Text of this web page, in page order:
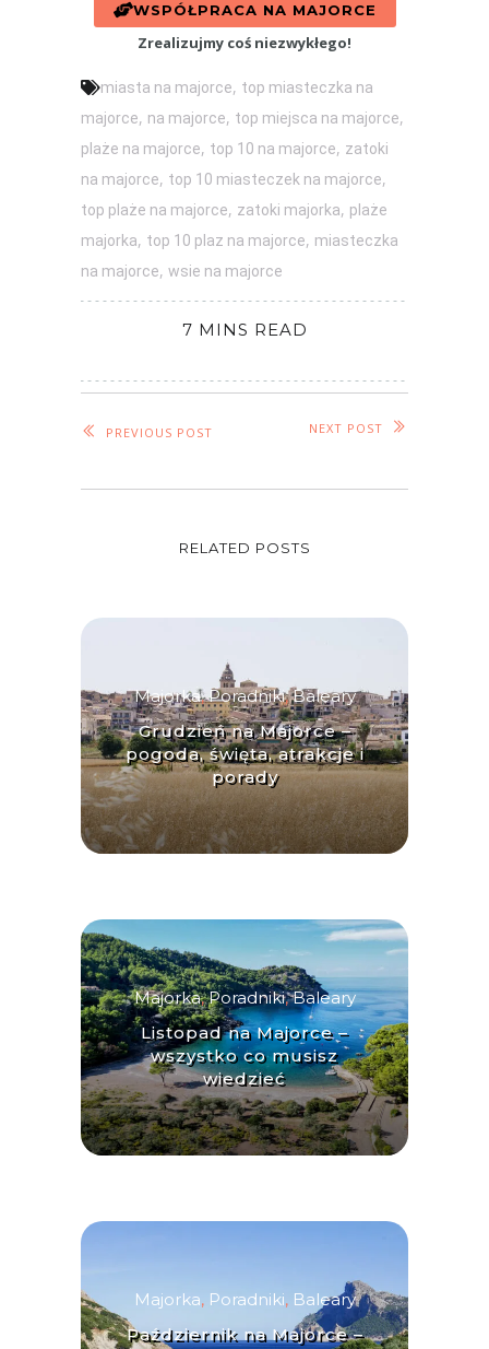
WSPÓŁPRACA NA MAJORCE
Zrealizujmy coś niezwykłego!
miasta na majorce, top miasteczka na
majorce, na majorce, top miejsca na majorce,
plaże na majorce, top 10 na majorce, zatoki
na majorce, top 10 miasteczek na majorce,
top plaże na majorce, zatoki majorka, plaże
majorka, top 10 plaz na majorce, miasteczka
na majorce, wsie na majorce
7 MINS READ
PREVIOUS POST NEXT POST
RELATED POSTS
Majorka,Poradniki,Baleary
Grudzień na Majorce –
pogoda, święta, atrakcje i
porady
Majorka,Poradniki,Baleary
Listopad na Majorce –
wszystko co musisz
wiedzieć
Majorka, Poradniki, Baleary
Październik na Majorce –